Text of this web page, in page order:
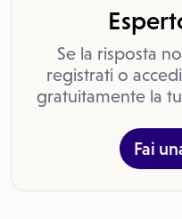
Se la risposta
registrati o
gratuitamente la
Fai